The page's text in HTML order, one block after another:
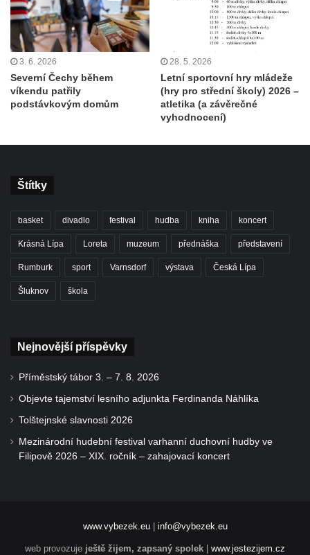
3. 6. 2026
Severní Čechy během
víkendu patřily
podstávkovým domům
28. 5. 2026
Letní sportovní hry mládeže
(hry pro střední školy) 2026 –
atletika (a závěrečné
vyhodnocení)
Štítky
basket divadlo festival hudba kniha koncert
Krásná Lípa Loreta muzeum přednáška představení
Rumburk sport Varnsdorf výstava Česká Lípa
Šluknov škola
Nejnovější příspěvky
Příměstský tábor 3. – 7. 8. 2026
Objevte tajemství lesního adjunkta Ferdinanda Náhlíka
Tolštejnské slavnosti 2026
Mezinárodní hudební festival varhanní duchovní hudby ve
Filipově 2026 – XIX. ročník – zahajovací koncert
www.vybezek.eu| info@vybezek.eu
web provozuje ještě žijem, zapsaný spolek | www.jestezijem.cz